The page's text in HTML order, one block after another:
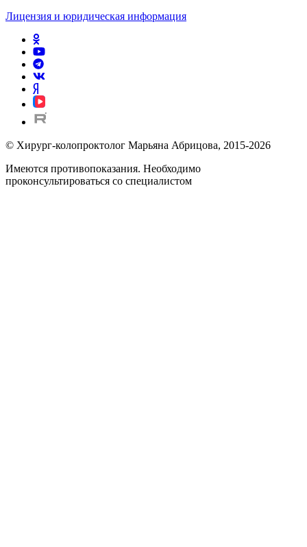
Лицензия и юридическая информация
© Хирург-колопроктолог Марьяна Абрицова, 2015-2026
Имеются противопоказания. Необходимо
проконсультироваться со специалистом